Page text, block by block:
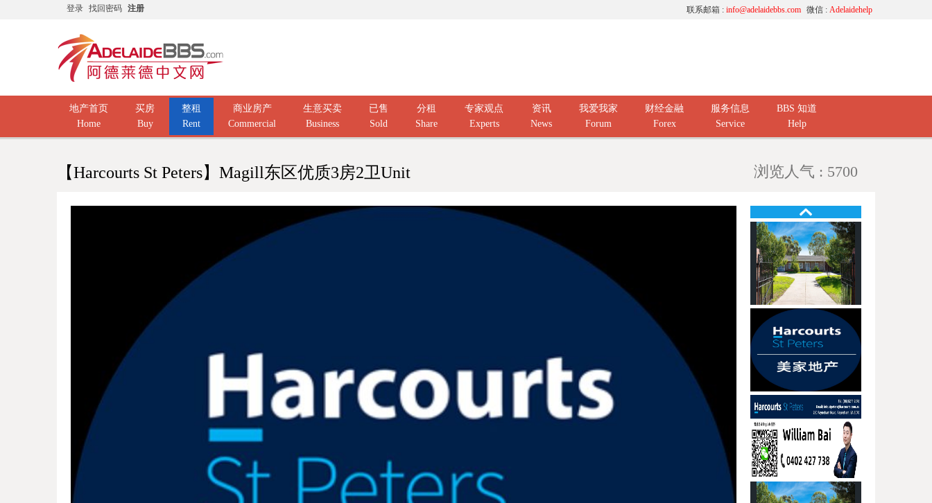
登录 找回密码 注册 微信 : Adelaidehelp
联系邮箱 : info@adelaidebbs.com
地产首页
Home
买房
Buy
整租
Rent
商业房产
Commercial
生意买卖
Business
已售
Sold
分租
Share
专家观点
Experts
资讯
News
我爱我家
Forum
财经金融
Forex
服务信息
Service
BBS 知道
Help
【Harcourts St Peters】Magill东区优质3房2卫Unit 浏览人气 : 5700